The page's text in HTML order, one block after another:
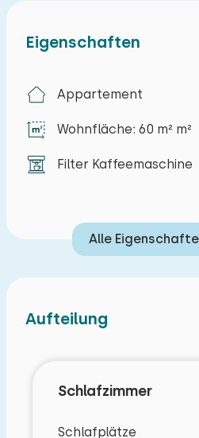
Walcheren und das Meer, wo
vorbeifahren, macht diese
Erlebnis. Hinter der
Einkaufsstraße mit
Geschäften und
Riviera in dieser
Zoutelande. Wir freuen uns
zu dürfen.
Ihre Wohnung befindet sich
ist über die Treppe auf der
einem Esstisch mit vier
Eigenschaften
Appartement
Wohnfläche: 60 m² m²
Filter Kaffeemaschine
Alle
Aufteilung
Schlafzimmer
Schlafplätze